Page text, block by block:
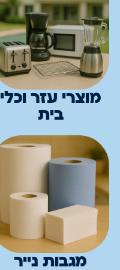
מוצרי עזר וכלי
בית
מגבות נייר